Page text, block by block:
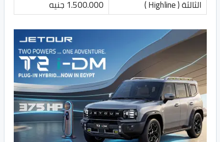
الثالثة ( Highline )
1.500.000 جنيه